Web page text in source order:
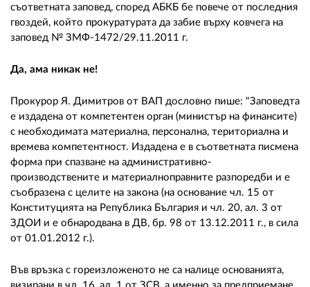
съответната заповед, според АБКБ бе повече от последния
гвоздей, който прокуратурата да забие върху ковчега на
заповед № ЗМФ-1472/29.11.2011 г.
Да, ама никак не!
Прокурор Я. Димитров от ВАП дословно пише: "Заповедта
е издадена от компетентен орган (министър на финансите)
с необходимата материална, персонална, териториална и
времева компетентност. Издадена е в съответната писмена
форма при спазване на административно-
производствените и материалноправните разпоредби и е
съобразена с целите на закона (на основание чл. 15 от
Конституцията на Република България и чл. 20, ал. 3 от
ЗДОИ и е обнародвана в ДВ, бр. 98 от 13.12.2011 г., в сила
от 01.01.2012 г.).
Във връзка с гореизложеното не са налице основанията,